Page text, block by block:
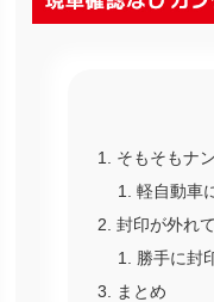
そもそもナ
軽自動車
封印が外れ
勝手に封
まとめ